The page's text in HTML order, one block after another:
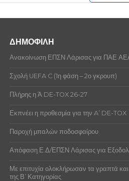
ΔΗΜΟΦΙΛΗ
Ανακοίνωση ΕΠΣΝ Λάρισας για ΠΑΕ ΑΕΛ
Σχολή UEFA C (1η φάση – 2ο γκρουπ)
Πλήρης η Ά DE-TOX 26-27
Εκπνέει η προθεσμία για την A’ DE-TOX
Παροχή μπαλών ποδοσφαίρου
Απόφαση Ε.Δ/ΕΠΣΝ Λάρισας για
Με επιτυχία ολοκλήρωσαν τα γραπτά και
της Β’ Κατηγορίας